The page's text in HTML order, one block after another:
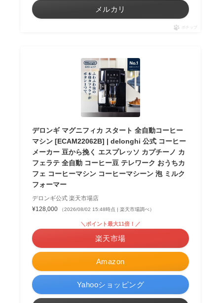
メルカリ
ポチップ
デロンギ マグニフィカ スタート 全自動コーヒー
マシン [ECAM22062B] | delonghi 公式 コーヒー
メーカー 豆から挽く エスプレッソ カプチーノ カ
フェラテ 全自動 コーヒー豆 テレワーク おうちカ
フェ コーヒーマシン コーヒーマシーン 泡 ミルク
フォーマー
デロンギ公式 楽天市場店
¥128,000
（2026/08/02 15:48時点 | 楽天市場調べ）
Amazon
＼ポイント最大11倍！／
楽天市場
Yahooショッピング